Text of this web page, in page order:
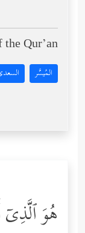
Qur’an:
المُيسَّر
هُوَ ٱلَّذِیۤ